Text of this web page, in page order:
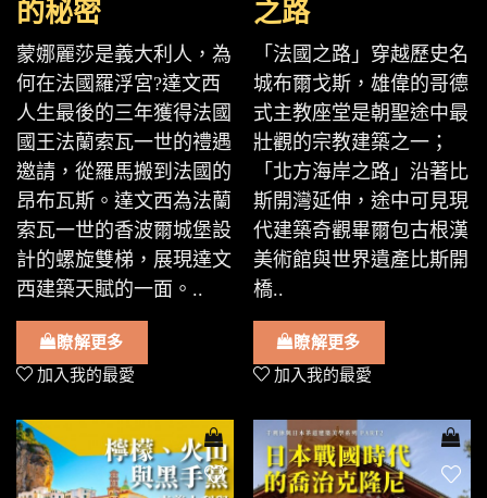
的秘密
蒙娜麗莎是義大利人，為
何在法國羅浮宮?達文西
人生最後的三年獲得法國
國王法蘭索瓦一世的禮遇
邀請，從羅馬搬到法國的
昂布瓦斯。達文西為法蘭
索瓦一世的香波爾城堡設
計的螺旋雙梯，展現達文
西建築天賦的一面。..
瞭解更多
加入我的最愛
之路
「法國之路」穿越歷史名
城布爾戈斯，雄偉的哥德
式主教座堂是朝聖途中最
壯觀的宗教建築之一；
「北方海岸之路」沿著比
斯開灣延伸，途中可見現
代建築奇觀畢爾包古根漢
美術館與世界遺產比斯開
橋..
瞭解更多
加入我的最愛